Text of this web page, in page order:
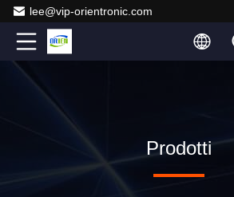
lee@vip-orientronic.com
Prodotti